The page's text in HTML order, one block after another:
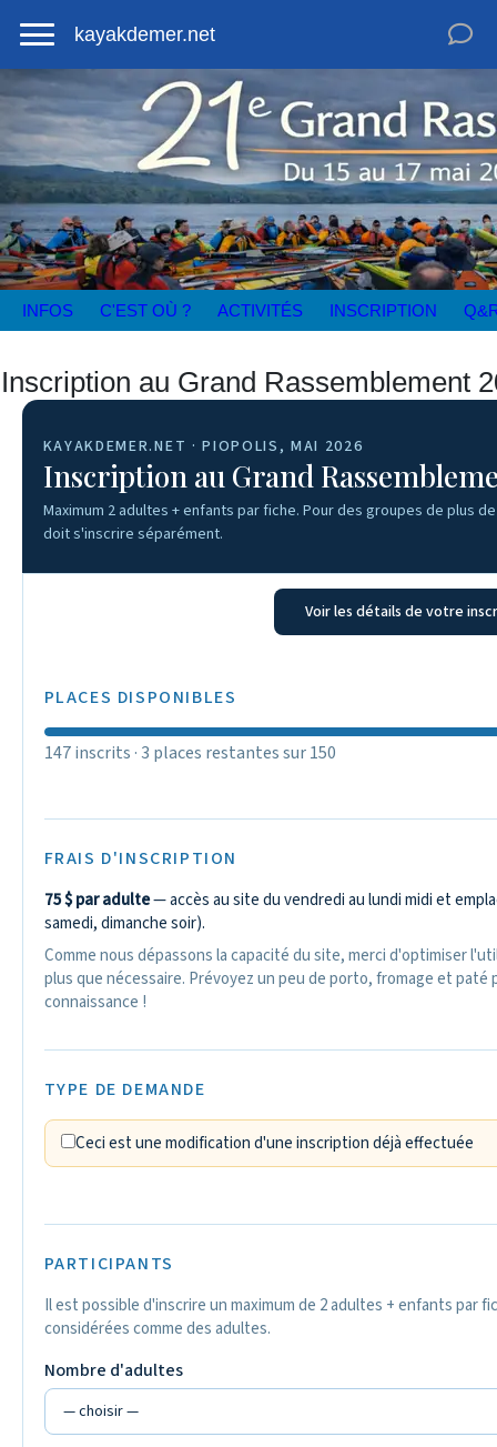
kayakdemer.net
INFOS C'EST OÙ ? ACTIVITÉS INSCRIPTION
Inscription au Grand Rassemblement
KAYAKDEMER.NET · PIOPOLIS, MAI 2026
Inscription au Grand
Maximum 2 adultes + enfants par fiche. Pour des groupes de plus
doit s'inscrire séparément.
Voir les détails de votre
PLACES DISPONIBLES
147 inscrits · 3 places restantes sur 150
FRAIS D'INSCRIPTION
75 $ par adulte— accès au site du vendredi au lundi midi et
samedi, dimanche soir).
Comme nous dépassons la capacité du site, merci d'optimiser
plus que nécessaire. Prévoyez un peu de porto, fromage et
connaissance !
TYPE DE DEMANDE
Ceci est une modification d'une inscription déjà effectuée
PARTICIPANTS
Il est possible d'inscrire un maximum de 2 adultes + enfants par
considérées comme des adultes.
Nombre d'adultes